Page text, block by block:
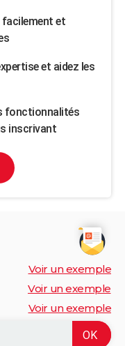
et
et aidez les
fonctionnalités
inscrivant
Voir un exemple
Voir un exemple
Voir un exemple